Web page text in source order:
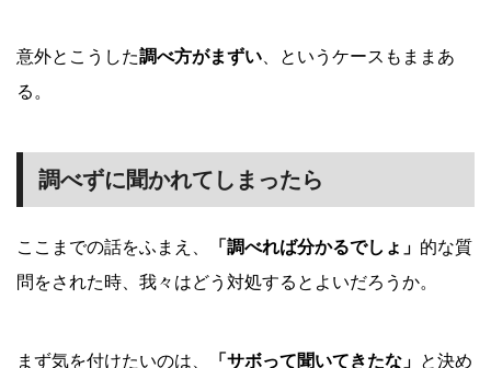
意外とこうした調べ方がまずい、というケースもままあ
る。
調べずに聞かれてしまったら
ここまでの話をふまえ、 「調べれば分かるでしょ」 的な質
問をされた時、我々はどう対処するとよいだろうか。
まず気を付けたいのは、 「サボって聞いてきたな」 と決め